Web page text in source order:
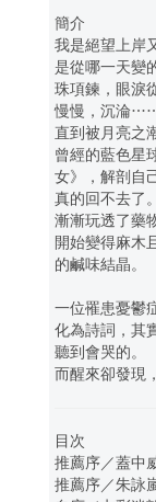
簡介
我是絕望上岸
是從哪一天變
珠項鍊，眼淚
慢慢，沉淪
直到被月亮之
曾經的藍色星
女》，解剖自
真的回不去了。
漸漸玩透了藥
開始變得麻木
的鹹味結晶。
一位罹患憂鬱
化為詩詞，其
聽到會哭的。
而醒來卻發現
目次
推薦序／蓋中
推薦序／朱詠